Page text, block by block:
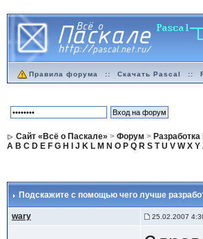
Правила форума :: Скачать Pascal ::
Сайт «Всё о Паскале» > Форум >
A B C D E F G H J K L M N O P Q R S T U V W X Y
Подскажите с помощью чего лучше
wary 25.02.2007